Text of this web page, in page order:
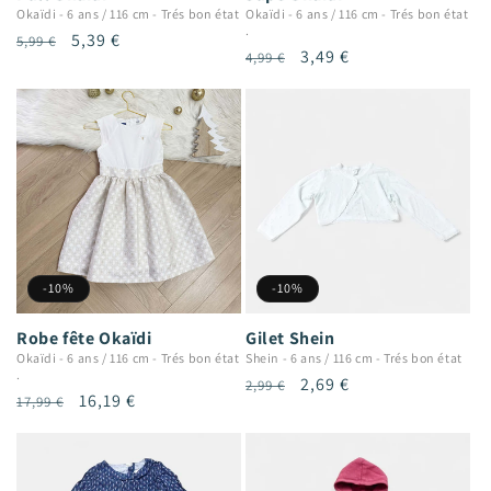
Okaïdi -6 ans / 116 cm - Trés bon état
Prix
5,99 €
Prix
5,39 €
Okaïdi -6 ans / 116 cm - Trés bon état
Prix
4,99 €
Prix
3,49 €
-10%
Robe fête Okaïdi
Okaïdi -6 ans / 116 cm - Trés bon état
Prix
17,99 €
Prix
16,19 €
-10%
Gilet Shein
Shein - 6 ans / 116 cm -Trés bon état
Prix
2,99 €
Prix
2,69 €